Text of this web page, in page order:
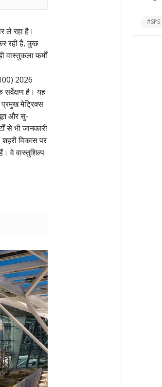
ले रहा है।
रही है, कुछ
वास्तुकला फर्मों
2026
सर्वेक्षण है। यह
प्रमुख मेट्रिक्स
और सु-
से भी जानकारी
विकास पर
वे वास्तुशिल्प
#SPS